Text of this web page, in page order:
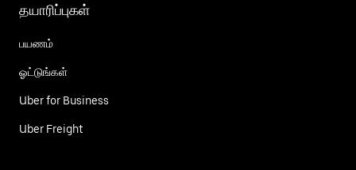
தயாரிப்புகள்
பயணம்
ஓட்டுங்கள்
Uber for Business
Uber Freight